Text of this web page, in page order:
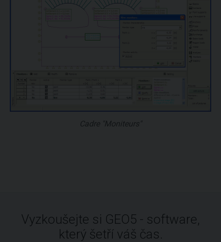
Cadre "Moniteurs"
Vyzkoušejte si GEO5 - software,
který šetří váš čas.